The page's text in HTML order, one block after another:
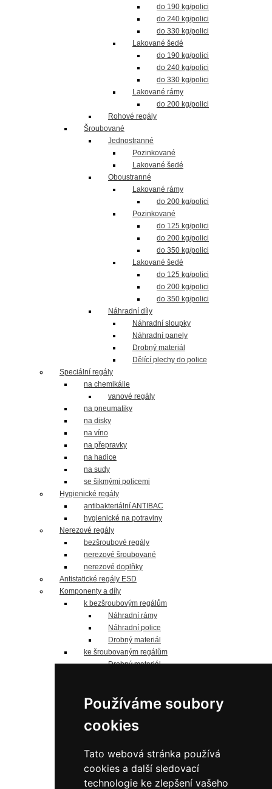
Používáme soubory
cookies
Tato webová stránka používá
cookies a další sledovací
technologie ke zlepšení vašeho
do 190 kg/polici
do 240 kg/polici
do 330 kg/polici
Lakované šedé
do 190 kg/polici
do 240 kg/polici
do 330 kg/polici
Lakované rámy
do 200 kg/polici
Rohové regály
Šroubované
Jednostranné
Pozinkované
Lakované šedé
Oboustranné
Lakované rámy
do 200 kg/polici
Pozinkované
do 125 kg/polici
do 200 kg/polici
do 350 kg/polici
Lakované šedé
do 125 kg/polici
do 200 kg/polici
do 350 kg/polici
Náhradní díly
Náhradní sloupky
Náhradní panely
Drobný materiál
Dělící plechy do police
Speciální regály
na chemikálie
vanové regály
na pneumatiky
na disky
na víno
na přepravky
na hadice
na sudy
se šikmými policemi
Hygienické regály
antibakteriální ANTIBAC
hygienické na potraviny
Nerezové regály
bezšroubové regály
nerezové šroubované
nerezové doplňky
Antistatické regály ESD
Komponenty a díly
k bezšroubovým regálům
Náhradní rámy
Náhradní police
Drobný materiál
ke šroubovaným regálům
Drobný materiál
Oboustranné sloupky
náhradní police
do 125 kg/polici
do 200 kg/polici
do 240 kg/polici